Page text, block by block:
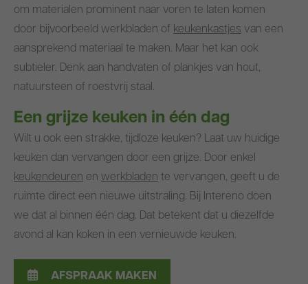
om materialen prominent naar voren te laten komen
door bijvoorbeeld werkbladen of keukenkastjes van een
aansprekend materiaal te maken. Maar het kan ook
subtieler. Denk aan handvaten of plankjes van hout,
natuursteen of roestvrij staal.
Een grijze keuken in één dag
Wilt u ook een strakke, tijdloze keuken? Laat uw huidige
keuken dan vervangen door een grijze. Door enkel
keukendeuren en werkbladen te vervangen, geeft u de
ruimte direct een nieuwe uitstraling. Bij Intereno doen
we dat al binnen één dag. Dat betekent dat u diezelfde
avond al kan koken in een vernieuwde keuken.
AFSPRAAK MAKEN